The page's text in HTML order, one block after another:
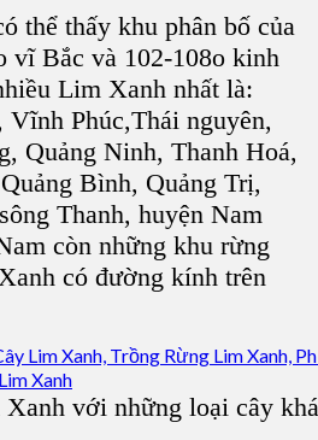
thể thấy khu phân bố của
vĩ Bắc và 102-108o kinh
Lim Xanh nhất là:
Vĩnh Phúc,Thái nguyên,
Quảng Ninh, Thanh Hoá,
Bình, Quảng Trị,
Thanh, huyện Nam
còn những khu rừng
có đường kính trên
với những loại cây